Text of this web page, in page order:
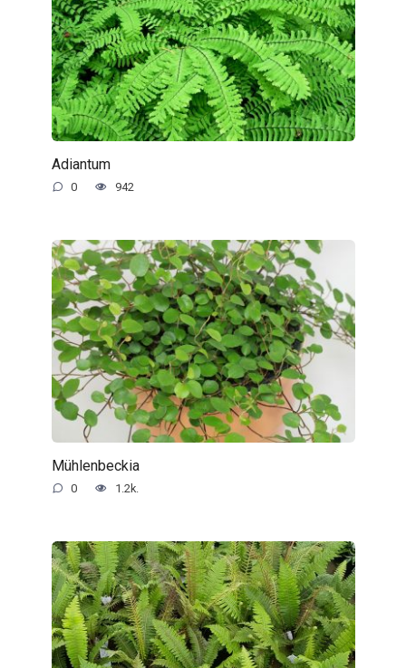
Adiantum
0 942
Mühlenbeckia
0 1.2k.